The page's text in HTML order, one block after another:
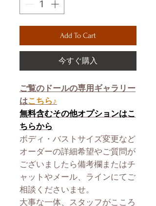
Add To Cart
今すぐ購入
ご覧のドールの専用ギャラリー
はこちら♪
無料含むその他オプションはこ
ちらから
ボディ・バストサイズ変更など
オーダーの詳細希望やご質問が
ございましたら備考欄またはチ
ャットやメール、ラインにてご
相談くださいませ。
大事な一体、スタッフがこころ